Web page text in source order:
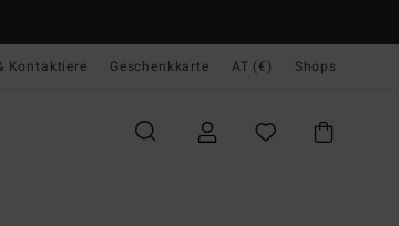
Kontaktiere Geschenkkarte AT (€) Shops